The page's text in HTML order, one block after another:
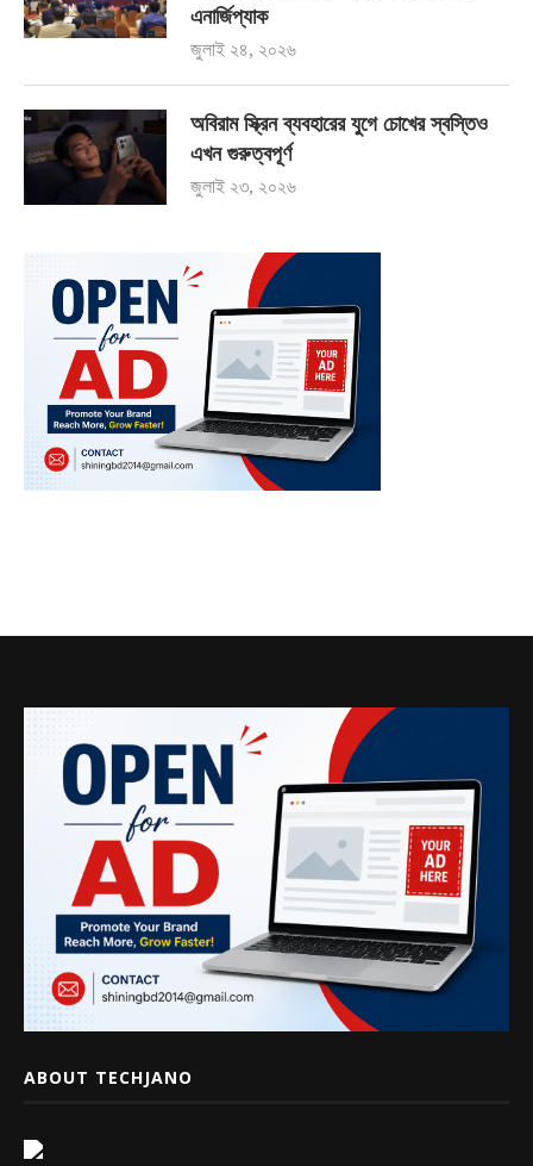
এনার্জিপ্যাক
জুলাই ২৪, ২০২৬
অবিরাম স্ক্রিন ব্যবহারের যুগে চোখের স্বস্তিও
এখন গুরুত্বপূর্ণ
জুলাই ২৩, ২০২৬
ABOUT TECHJANO